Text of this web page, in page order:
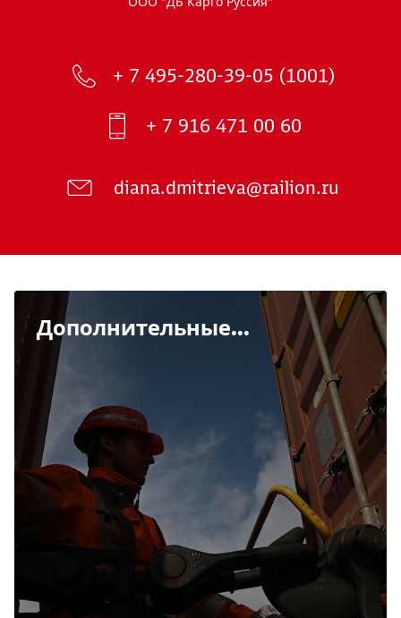
+ 7 495-280-39-05 (1001)
+ 7 916 471 00 60
diana.dmitrieva@railion.ru
Дополнительные...